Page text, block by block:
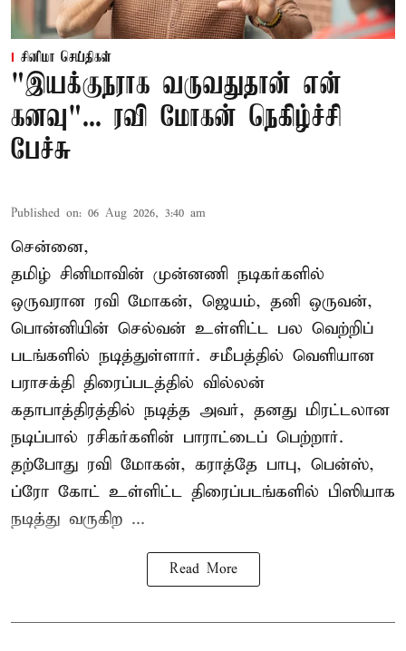
சினிமா செய்திகள்
"இயக்குநராக வருவதுதான் என்
கனவு"... ரவி மோகன் நெகிழ்ச்சி
பேச்சு
Published on: 06 Aug 2026, 3:40 am
சென்னை,
தமிழ் சினிமாவின் முன்னணி நடிகர்களில்
ஒருவரான ரவி மோகன், ஜெயம், தனி ஒருவன்,
பொன்னியின் செல்வன் உள்ளிட்ட பல வெற்றிப்
படங்களில் நடித்துள்ளார். சமீபத்தில் வெளியான
பராசக்தி திரைப்படத்தில் வில்லன்
கதாபாத்திரத்தில் நடித்த அவர், தனது மிரட்டலான
நடிப்பால் ரசிகர்களின் பாராட்டைப் பெற்றார்.
தற்போது ரவி மோகன், கராத்தே பாபு, பென்ஸ்,
ப்ரோ கோட் உள்ளிட்ட திரைப்படங்களில் பிஸியாக
நடித்து வருகிற ...
Read More